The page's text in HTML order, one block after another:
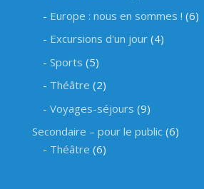
Europe : nous en sommes ! (6)
Excursions d'un jour(4)
Sports (5)
Théâtre (2)
Voyages-séjours (9)
Secondaire – pour le public(6)
Théâtre (6)